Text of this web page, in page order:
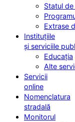
Statul
Extrase
Instituțiile
și serviciile
Educația
Alte
Servicii
online
Nomenclatura
stradală
Monitorul